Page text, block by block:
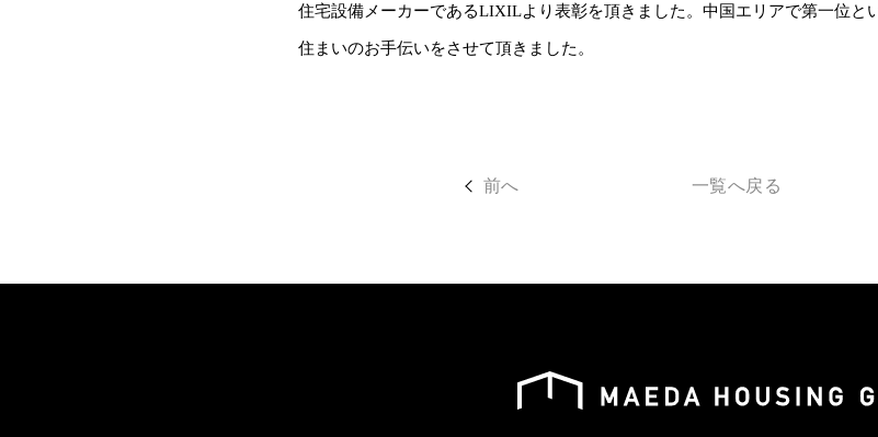
住宅設備メーカーであるLIXILより表彰を頂きました。中国エリアで第一位と
住まいのお手伝いをさせて頂きました。
前へ 一覧へ戻る